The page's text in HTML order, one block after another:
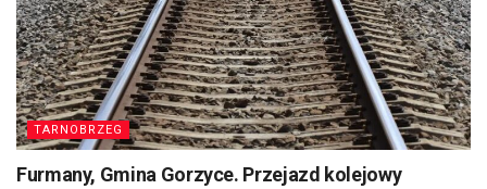
TARNOBRZEG
Furmany, Gmina Gorzyce. Przejazd kolejowy